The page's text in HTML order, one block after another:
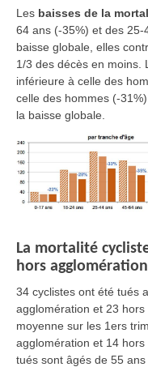
Les baisses de la
64 ans (-35%) et des
baisse globale, elles
1/3 des décès en moins.
inférieure à celle des
celle des hommes (-
la baisse globale.
La mortalité
hors agglomération
34 cyclistes ont été tués
agglomération et 23
moyenne sur les 1ers
agglomération et 14
tués sont âgés de 55 ans